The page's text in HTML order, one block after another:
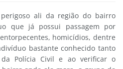
ali da região do bairro
que já possui passagem por
homicídios, dentre
bastante conhecido tanto
Polícia Civil e ao verificar o